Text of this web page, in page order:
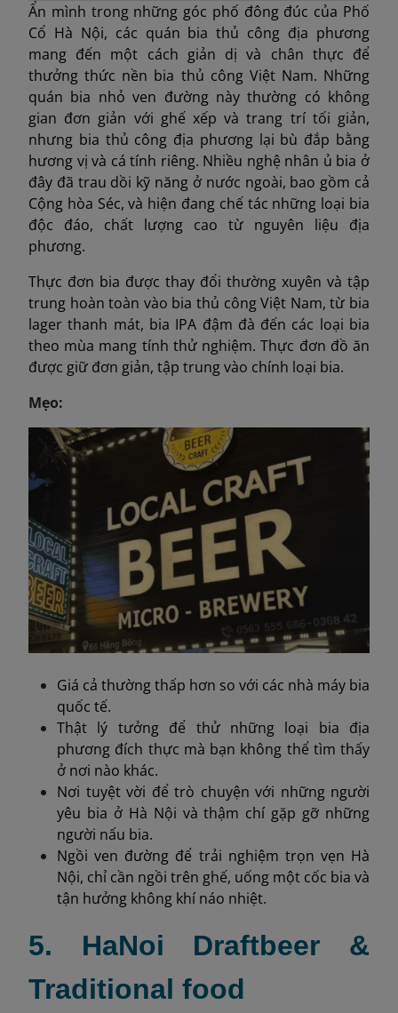
Ẩn mình trong những góc phố đông đúc của Phố
Cổ Hà Nội, các quán bia thủ công địa phương
mang đến một cách giản dị và chân thực để
thưởng thức nền bia thủ công Việt Nam. Những
quán bia nhỏ ven đường này thường có không
gian đơn giản với ghế xếp và trang trí tối giản,
nhưng bia thủ công địa phương lại bù đắp bằng
hương vị và cá tính riêng. Nhiều nghệ nhân ủ bia ở
đây đã trau dồi kỹ năng ở nước ngoài, bao gồm cả
Cộng hòa Séc, và hiện đang chế tác những loại bia
độc đáo, chất lượng cao từ nguyên liệu địa
phương.
Thực đơn bia được thay đổi thường xuyên và tập
trung hoàn toàn vào bia thủ công Việt Nam, từ bia
lager thanh mát, bia IPA đậm đà đến các loại bia
theo mùa mang tính thử nghiệm. Thực đơn đồ ăn
được giữ đơn giản, tập trung vào chính loại bia.
Mẹo:
Giá cả thường thấp hơn so với các nhà máy bia
quốc tế.
Thật lý tưởng để thử những loại bia địa
phương đích thực mà bạn không thể tìm thấy
ở nơi nào khác.
Nơi tuyệt vời để trò chuyện với những người
yêu bia ở Hà Nội và thậm chí gặp gỡ những
người nấu bia.
Ngồi ven đường để trải nghiệm trọn vẹn Hà
Nội, chỉ cần ngồi trên ghế, uống một cốc bia và
tận hưởng không khí náo nhiệt.
5. HaNoi Draftbeer &
Traditional food